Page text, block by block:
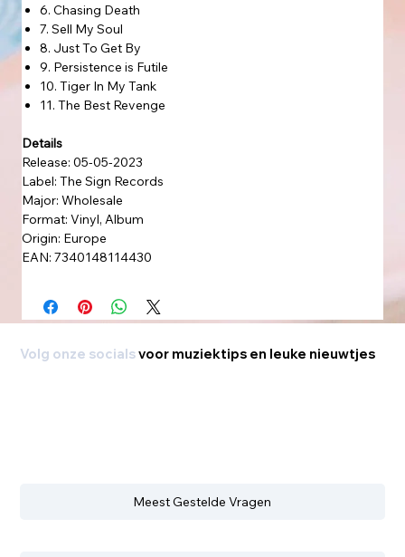
6. Chasing Death
7. Sell My Soul
8. Just To Get By
9. Persistence is Futile
10. Tiger In My Tank
11. The Best Revenge
Details
Release: 05-05-2023
Label: The Sign Records
Major: Wholesale
Format: Vinyl, Album
Origin: Europe
EAN: 7340148114430
Volg onze socialsvoor muziektips en leuke nieuwtjes
Meest Gestelde Vragen